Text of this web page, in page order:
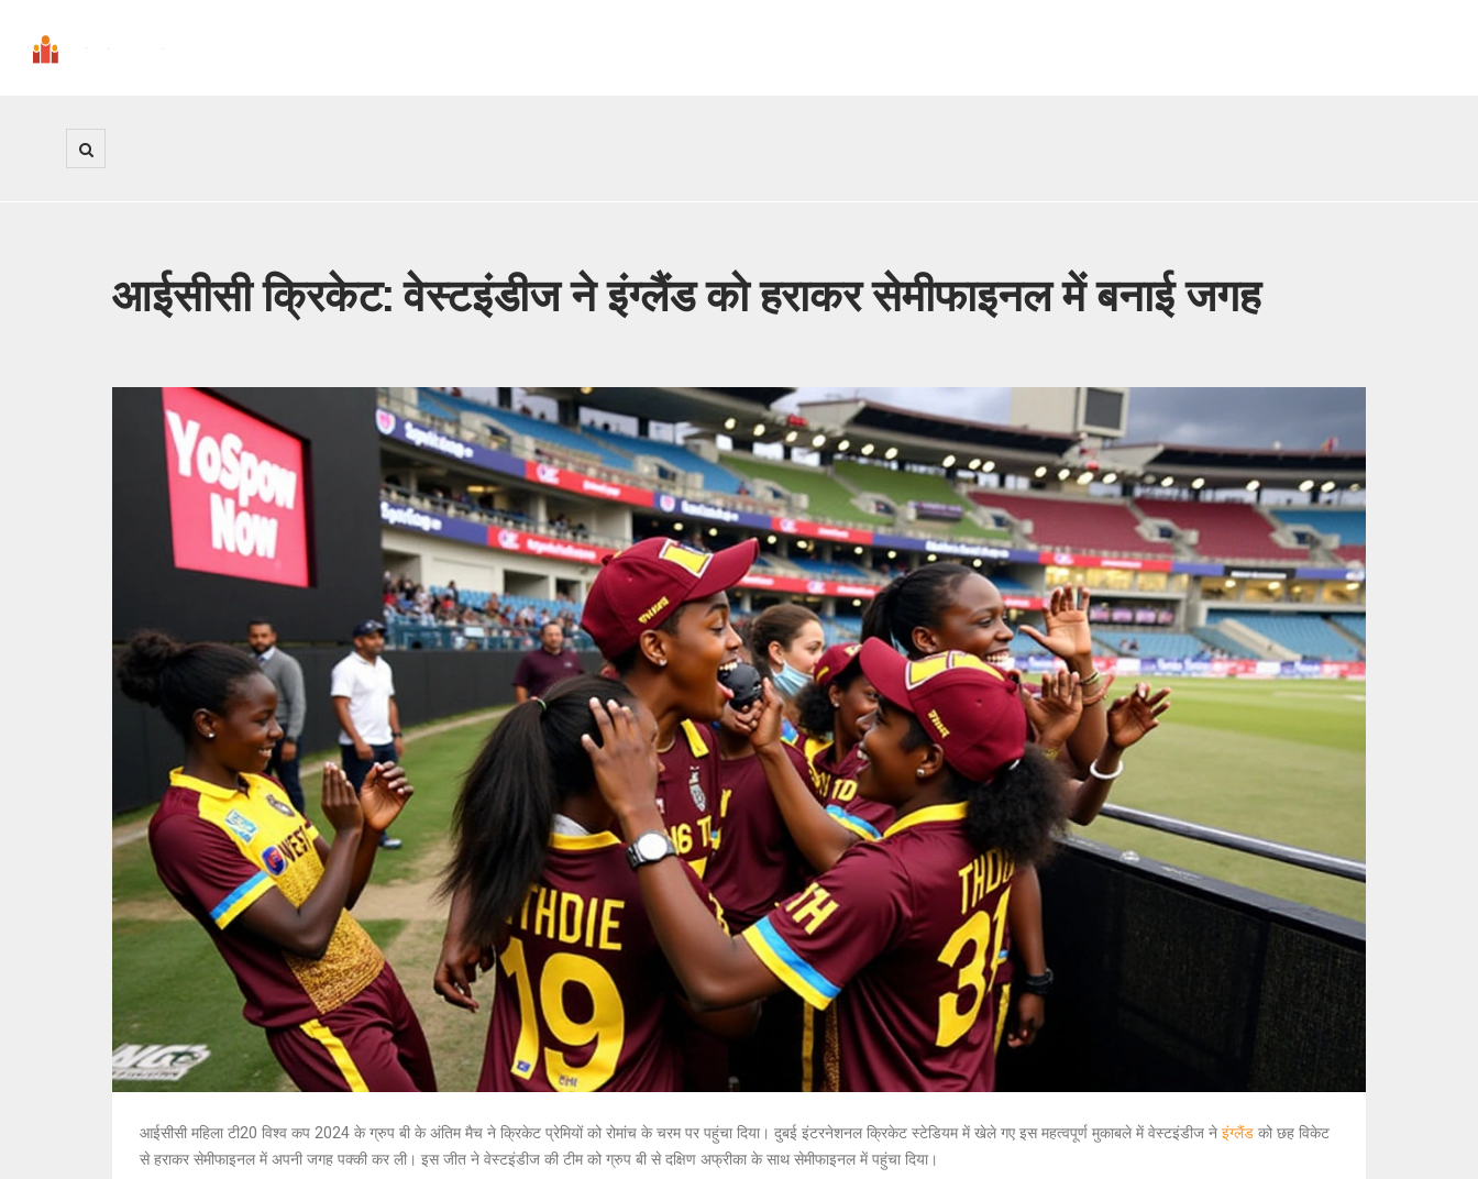
आईसीसी क्रिकेट: वेस्टइंडीज ने इंग्लैंड को हराकर सेमीफाइनल में बनाई जगह
आईसीसी महिला टी20 विश्व कप 2024 के ग्रुप बी के अंतिम मैच ने क्रिकेट प्रेमियों को रोमांच के चरम पर पहुंचा दिया। दुबई इंटरनेशनल क्रिकेट स्टेडियम में खेले गए इस महत्वपूर्ण मुकाबले में वेस्टइंडीज ने इंग्लैंड को छह विकेट
से हराकर सेमीफाइनल में अपनी जगह पक्की कर ली। इस जीत ने वेस्टइंडीज की टीम को ग्रुप बी से दक्षिण अफ्रीका के साथ सेमीफाइनल में पहुंचा दिया।